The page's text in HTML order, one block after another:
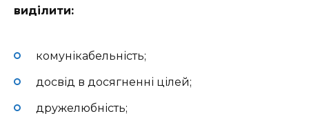
виділити:
комунікабельність;
досвід в досягненні цілей;
дружелюбність;